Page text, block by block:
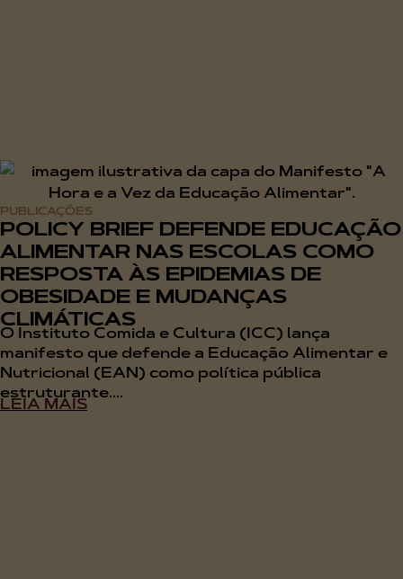
PUBLICAÇÕES
POLICY BRIEF DEFENDE EDUCAÇÃO
ALIMENTAR NAS ESCOLAS COMO
RESPOSTA ÀS EPIDEMIAS DE
OBESIDADE E MUDANÇAS
CLIMÁTICAS
O Instituto Comida e Cultura (ICC) lança
manifesto que defende a Educação Alimentar e
Nutricional (EAN) como política pública
estruturante....
LEIA MAIS